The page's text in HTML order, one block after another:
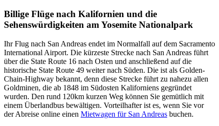
Billige Flüge nach Kalifornien und die
Sehenswürdigkeiten am Yosemite Nationalpark
Ihr Flug nach San Andreas endet im Normalfall auf dem Sacramento
International Airport. Die kürzeste Strecke nach San Andreas führt
über die State Route 16 nach Osten und anschließend auf die
historische State Route 49 weiter nach Süden. Die ist als Golden-
Chain-Highway bekannt, denn diese Strecke führt zu nahezu allen
Goldminen, die ab 1848 im Südosten Kaliforniens gegründet
wurden. Den rund 120km kurzen Weg können Sie gemütlich mit
einem Überlandbus bewältigen. Vorteilhafter ist es, wenn Sie vor
der Abreise online einen Mietwagen für San Andreas buchen.